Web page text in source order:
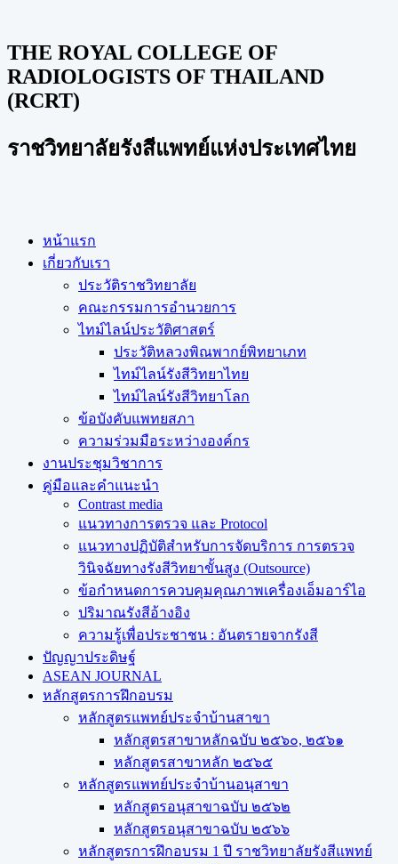
THE ROYAL COLLEGE OF
RADIOLOGISTS OF THAILAND
(RCRT)
ราชวิทยาลัยรังสีแพทย์แห่งประเทศไทย
หน้าแรก
เกี่ยวกับเรา
ประวัติราชวิทยาลัย
คณะกรรมการอำนวยการ
ไทม์ไลน์ประวัติศาสตร์
ประวัติหลวงพิณพากย์พิทยาเภท
ไทม์ไลน์รังสีวิทยาไทย
ไทม์ไลน์รังสีวิทยาโลก
ข้อบังคับแพทยสภา
ความร่วมมือระหว่างองค์กร
งานประชุมวิชาการ
คู่มือและคำแนะนำ
Contrast media
แนวทางการตรวจ และ Protocol
แนวทางปฏิบัติสำหรับการจัดบริการ การตรวจ
วินิจฉัยทางรังสีวิทยาขั้นสูง (Outsource)
ข้อกำหนดการควบคุมคุณภาพเครื่องเอ็มอาร์ไอ
ปริมาณรังสีอ้างอิง
ความรู้เพื่อประชาชน : อันตรายจากรังสี
ปัญญาประดิษฐ์
ASEAN JOURNAL
หลักสูตรการฝึกอบรม
หลักสูตรแพทย์ประจำบ้านสาขา
หลักสูตรสาขาหลักฉบับ ๒๕๖๐, ๒๕๖๑
หลักสูตรสาขาหลัก ๒๕๖๕
หลักสูตรแพทย์ประจำบ้านอนุสาขา
หลักสูตรอนุสาขาฉบับ ๒๕๖๒
หลักสูตรอนุสาขาฉบับ ๒๕๖๖
หลักสูตรการฝึกอบรม 1 ปี ราชวิทยาลัยรังสีแพทย์